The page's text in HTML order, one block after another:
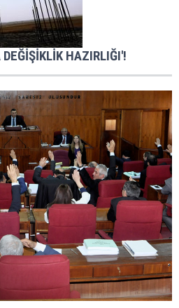
HAZIRLIĞI'!